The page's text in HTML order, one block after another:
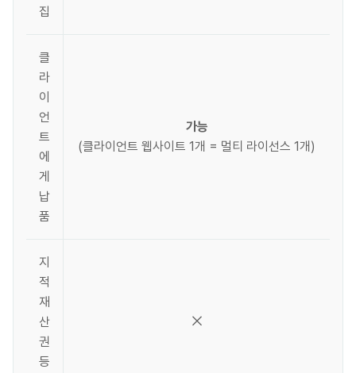
집
클
라
이
언
트
에
게
납
품
가능
(클라이언트 웹사이트 1개 = 멀티 라이선스 1개)
지
적
재
산
권
등